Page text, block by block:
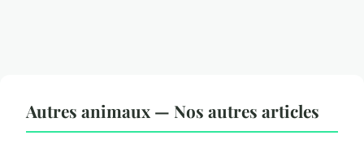
Autres animaux — Nos autres articles